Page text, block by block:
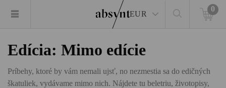
EUR
0
Edícia: Mimo edície
Príbehy, ktoré by vám nemali ujsť, no nezmestia sa do edičných
škatuliek, vydávame mimo nich. Nájdete tu beletriu, životopisy,